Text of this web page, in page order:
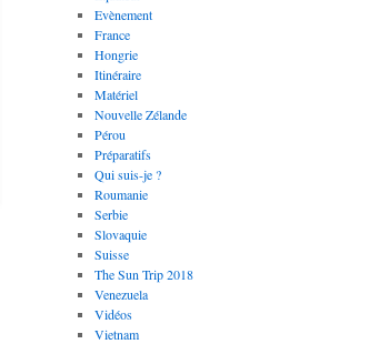
Evènement
France
Hongrie
Itinéraire
Matériel
Nouvelle Zélande
Pérou
Préparatifs
Qui suis-je ?
Roumanie
Serbie
Slovaquie
Suisse
The Sun Trip 2018
Venezuela
Vidéos
Vietnam